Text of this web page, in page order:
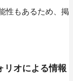
性もあるため、掲
リオによる情報